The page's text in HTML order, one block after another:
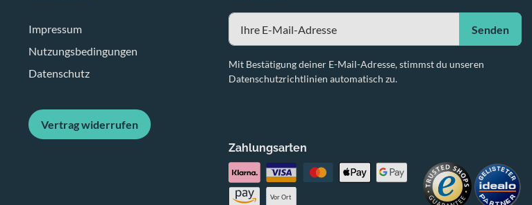
Impressum
Nutzungsbedingungen
Datenschutz
Vertrag widerrufen
Senden
Mit Bestätigung deiner E-Mail-Adresse, stimmst du unseren
Datenschutzrichtlinien automatisch zu.
Zahlungsarten
Vor Ort